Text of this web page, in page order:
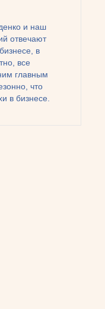
и наш
отвечают
в
все
главным
что
в бизнесе.